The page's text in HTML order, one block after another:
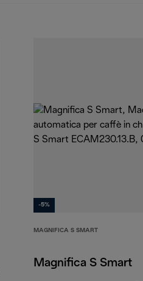
-5%
MAGNIFICA S SMART
Magnifica S Smart